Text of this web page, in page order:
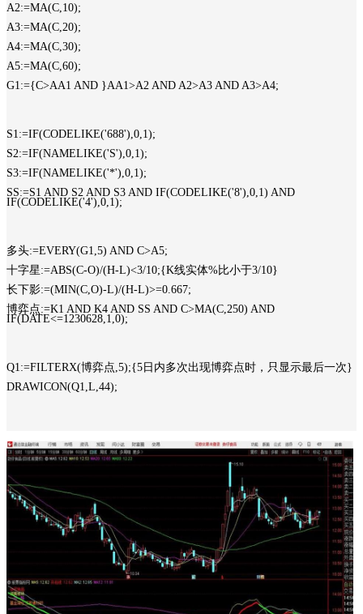
A2:=MA(C,10);
A3:=MA(C,20);
A4:=MA(C,30);
A5:=MA(C,60);
G1:={C>AA1 AND }AA1>A2 AND A2>A3 AND A3>A4;
S1:=IF(CODELIKE('688'),0,1);
S2:=IF(NAMELIKE('S'),0,1);
S3:=IF(NAMELIKE('*'),0,1);
SS:=S1 AND S2 AND S3 AND IF(CODELIKE('8'),0,1) AND
IF(CODELIKE('4'),0,1);
多头:=EVERY(G1,5) AND C>A5;
十字星:=ABS(C-O)/(H-L)<3/10;{K线实体%比小于3/10}
长下影:=(MIN(C,O)-L)/(H-L)>=0.667;
博弈点:=K1 AND K4 AND SS AND C>MA(C,250) AND
IF(DATE<=1230628,1,0);
Q1:=FILTERX(博弈点,5);{5日内多次出现博弈点时，只显示最后一次}
DRAWICON(Q1,L,44);